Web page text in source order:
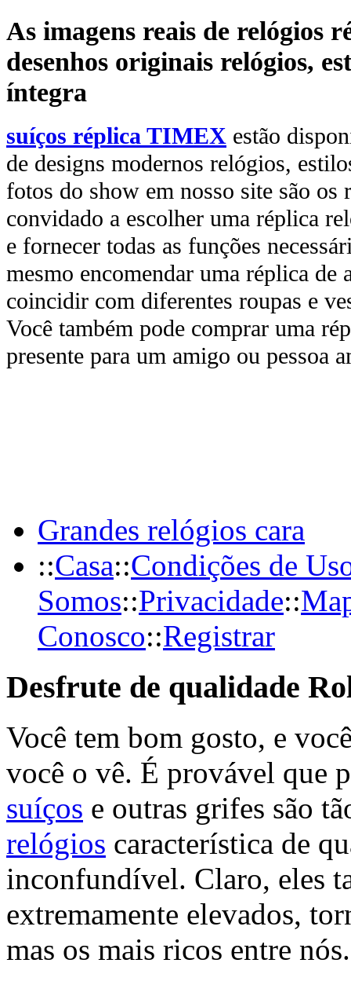
As imagens reais de relógios
desenhos originais relógios,
íntegra
suíços réplica TIMEX estão
de designs modernos relógios,
fotos do show em nosso site são os
convidado a escolher uma réplica
e fornecer todas as funções
mesmo encomendar uma réplica de
coincidir com diferentes roupas e
Você também pode comprar uma
presente para um amigo ou pessoa
Grandes relógios cara
::Casa::Condições de
Somos::Privacidade::
Conosco::Registrar
Desfrute de qualidade
Você tem bom gosto, e
você o vê. É provável que
suíços e outras grifes são
relógios característica de
inconfundível. Claro, eles
extremamente elevados,
mas os mais ricos entre nós.